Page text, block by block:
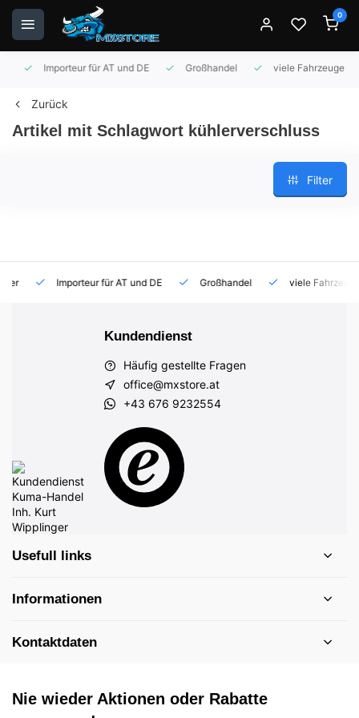
0
Importeur für AT und DE Großhandel viele Fahrzeuge auf
Zurück
Artikel mit Schlagwort kühlerverschluss
Filter
Importeur für AT und DE Großhandel viele Fahrzeuge
Kundendienst
Häufig gestellte Fragen
office@mxstore.at
+43 676 9232554
Usefull links
Informationen
Kontaktdaten
Nie wieder Aktionen oder Rabatte